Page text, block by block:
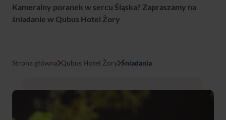
Kameralny poranek w sercu Śląska? Zapraszamy na
śniadanie w Qubus Hotel Żory
Strona główna Qubus Hotel Żory Śniadania